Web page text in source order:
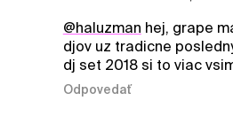
@haluzman hej, grape
djov uz tradicne
dj set 2018 si to viac
Odpovedať